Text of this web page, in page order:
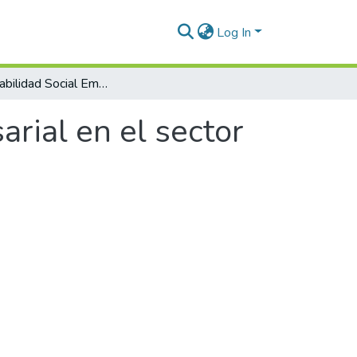
Log In
Responsabilidad Social Empresarial en el sector de la construcción
en el sector